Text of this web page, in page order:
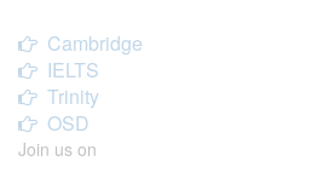
Cambridge
IELTS
Trinity
OSD
Join us on